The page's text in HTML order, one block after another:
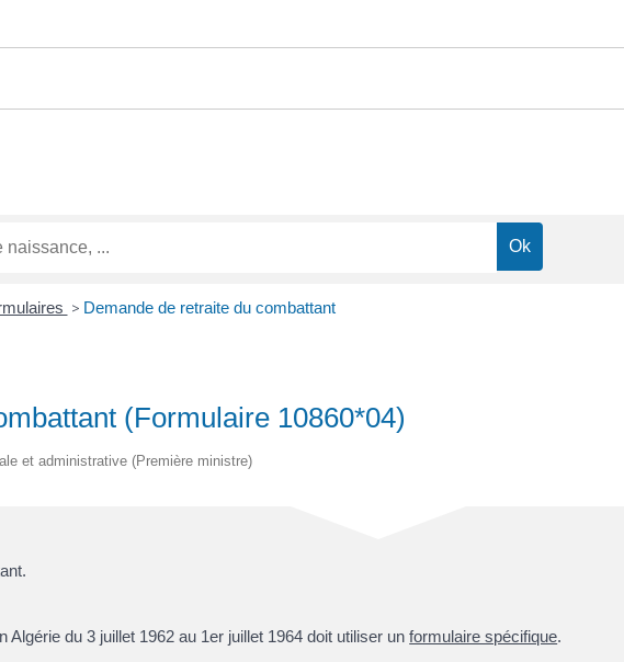
> Demande de retraite du combattant
(Formulaire 10860*04)
et administrative (Première ministre)
Algérie du 3 juillet 1962 au 1er juillet 1964 doit utiliser unformulaire spécifique.